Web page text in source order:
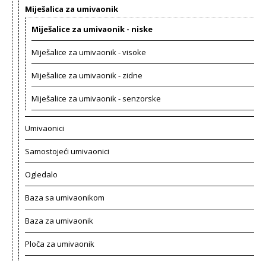
Miješalica za umivaonik
Miješalice za umivaonik - niske
Miješalice za umivaonik - visoke
Miješalice za umivaonik - zidne
Miješalice za umivaonik - senzorske
Umivaonici
Samostojeći umivaonici
Ogledalo
Baza sa umivaonikom
Baza za umivaonik
Ploča za umivaonik